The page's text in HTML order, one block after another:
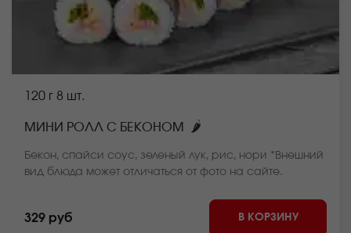
120 г 8 шт.
МИНИ РОЛЛ С БЕКОНОМ 🌶
Бекон, спайси соус, зеленый лук, рис, нори *Внешний
вид блюда может отличаться от фото на сайте.
329 руб В КОРЗИНУ